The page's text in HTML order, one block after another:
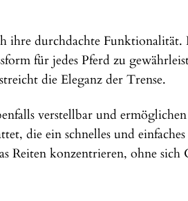
ihre durchdachte Funktionalität.
für jedes Pferd zu
die Eleganz der Trense.
verstellbar und ermöglichen
die ein schnelles und
Reiten konzentrieren, ohne sich